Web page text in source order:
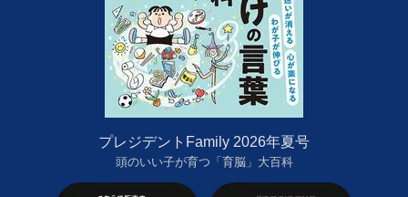
プレジデントFamily 2026年夏号
頭のいい子が育つ「育脳」大百科